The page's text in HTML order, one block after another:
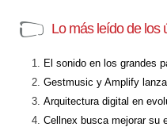
Lo más leído de los
El sonido en los grandes
Gestmusic y Amplify
Arquitectura digital en
Cellnex busca mejorar su